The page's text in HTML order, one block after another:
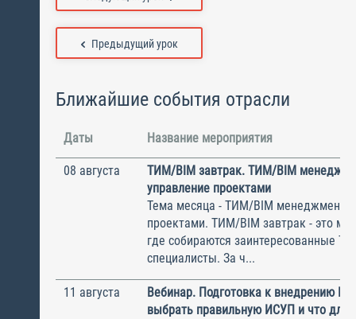
Предыдущий урок
Ближайшие события отрасли
Даты Название мероприятия
08 августа
ТИМ/BIM завтрак. ТИМ/BIM
управление проектами
Тема месяца - ТИМ/BIM менеджмент и
проектами. ТИМ/BIM завтрак - это
где собираются заинтересованные
специалисты. За ч...
11 августа
Вебинар. Подготовка к внедрению
выбрать правильную ИСУП и что для